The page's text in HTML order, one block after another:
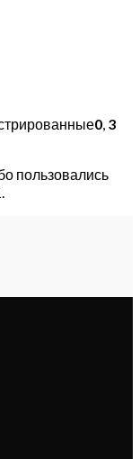
0, 3
пользовались